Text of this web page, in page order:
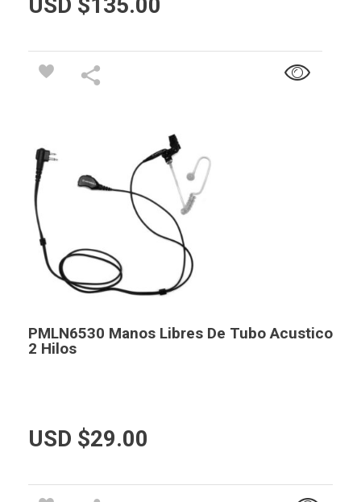
USD $135.00
PMLN6530 Manos Libres De Tubo Acustico
2 Hilos
USD $29.00